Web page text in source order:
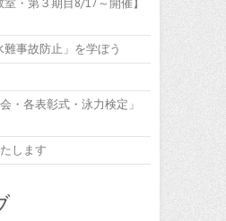
事故防止」を学ぼう
・各表彰式・泳力検定」
します